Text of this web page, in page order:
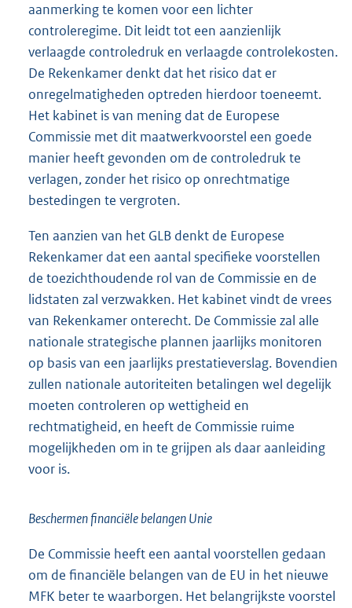
aanmerking te komen voor een lichter
controleregime. Dit leidt tot een aanzienlijk
verlaagde controledruk en verlaagde controlekosten.
De Rekenkamer denkt dat het risico dat er
onregelmatigheden optreden hierdoor toeneemt.
Het kabinet is van mening dat de Europese
Commissie met dit maatwerkvoorstel een goede
manier heeft gevonden om de controledruk te
verlagen, zonder het risico op onrechtmatige
bestedingen te vergroten.
Ten aanzien van het GLB denkt de Europese
Rekenkamer dat een aantal specifieke voorstellen
de toezichthoudende rol van de Commissie en de
lidstaten zal verzwakken. Het kabinet vindt de vrees
van Rekenkamer onterecht. De Commissie zal alle
nationale strategische plannen jaarlijks monitoren
op basis van een jaarlijks prestatieverslag. Bovendien
zullen nationale autoriteiten betalingen wel degelijk
moeten controleren op wettigheid en
rechtmatigheid, en heeft de Commissie ruime
mogelijkheden om in te grijpen als daar aanleiding
voor is.
Beschermen financiële belangen Unie
De Commissie heeft een aantal voorstellen gedaan
om de financiële belangen van de EU in het nieuwe
MFK beter te waarborgen. Het belangrijkste voorstel